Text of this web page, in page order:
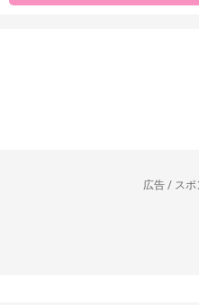
広告 / スポ